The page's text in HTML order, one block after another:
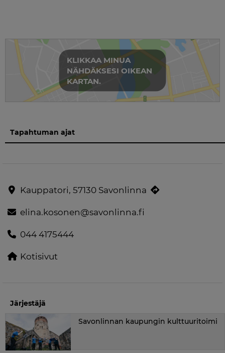
KLIKKAA MINUA
NÄHDÄKSESI OIKEAN
KARTAN.
Tapahtuman ajat
Kauppatori, 57130 Savonlinna
elina.kosonen@savonlinna.fi
044 4175444
Kotisivut
Järjestäjä
Savonlinnan kaupungin kulttuuritoimi